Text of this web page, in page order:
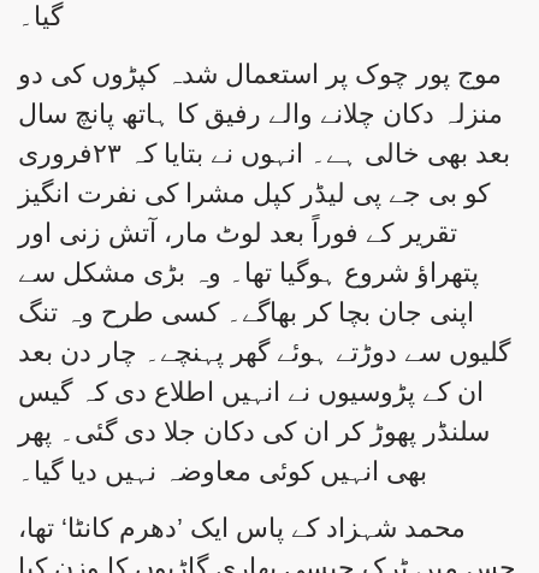
گیا۔
موج پور چوک پر استعمال شدہ کپڑوں کی دو
منزلہ دکان چلانے والے رفیق کا ہاتھ پانچ سال
بعد بھی خالی ہے۔ انہوں نے بتایا کہ ۲۳فروری
کو بی جے پی لیڈر کپل مشرا کی نفرت انگیز
تقریر کے فوراً بعد لوٹ مار، آتش زنی اور
پتھراؤ شروع ہوگیا تھا۔ وہ بڑی مشکل سے
اپنی جان بچا کر بھاگے۔ کسی طرح وہ تنگ
گلیوں سے دوڑتے ہوئے گھر پہنچے۔ چار دن بعد
ان کے پڑوسیوں نے انہیں اطلاع دی کہ گیس
سلنڈر پھوڑ کر ان کی دکان جلا دی گئی۔ پھر
بھی انہیں کوئی معاوضہ نہیں دیا گیا۔
محمد شہزاد کے پاس ایک ’دھرم کانٹا‘ تھا،